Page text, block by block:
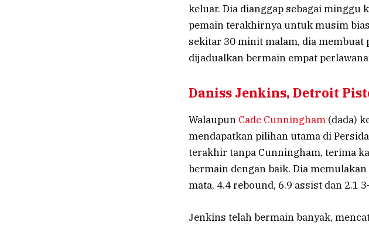
keluar. Dia dianggap sebagai
pemain terakhirnya untuk musim
sekitar 30 minit malam, dia
dijadualkan bermain empat
Daniss Jenkins, Detroit
Walaupun Cade Cunningham (dada)
mendapatkan pilihan utama di
terakhir tanpa Cunningham, terima
bermain dengan baik. Dia
mata, 4.4 rebound, 6.9 assist dan 2.1
Jenkins telah bermain banyak,